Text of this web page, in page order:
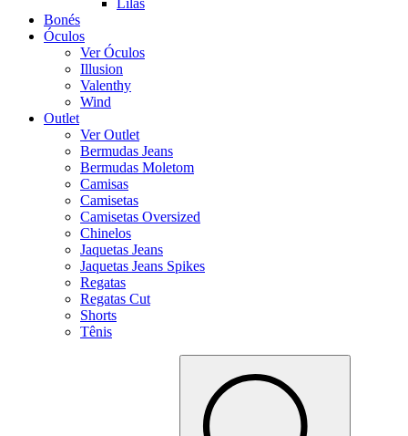
Lilás
Bonés
Óculos
Ver Óculos
Illusion
Valenthy
Wind
Outlet
Ver Outlet
Bermudas Jeans
Bermudas Moletom
Camisas
Camisetas
Camisetas Oversized
Chinelos
Jaquetas Jeans
Jaquetas Jeans Spikes
Regatas
Regatas Cut
Shorts
Tênis